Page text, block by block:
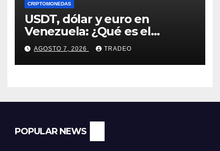
CRIPTOMONEDAS
USDT, dólar y euro en
Venezuela: ¿Qué es el
fenómeno “Rockets and
Feathers”?
AGOSTO 7, 2026 TRADEO
POPULAR NEWS